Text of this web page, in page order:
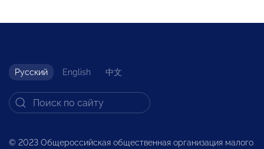
Русский English 中文
© 2023 Общероссийская общественная организация малого